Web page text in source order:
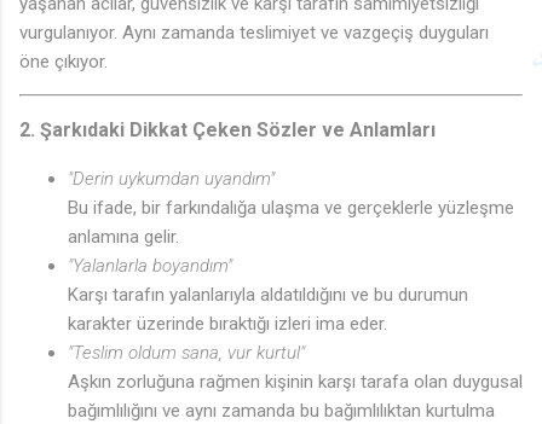
vurgulanıyor. Aynı zamanda teslimiyet ve vazgeçiş duyguları
öne çıkıyor.
2. Şarkıdaki Dikkat Çeken Sözler ve Anlamları
"Derin uykumdan uyandım"
Bu ifade, bir farkındalığa ulaşma ve gerçeklerle yüzleşme
anlamına gelir.
"Yalanlarla boyandım"
Karşı tarafın yalanlarıyla aldatıldığını ve bu durumun
karakter üzerinde bıraktığı izleri ima eder.
"Teslim oldum sana, vur kurtul"
Aşkın zorluğuna rağmen kişinin karşı tarafa olan duygusal
bağımlılığını ve aynı zamanda bu bağımlılıktan kurtulma